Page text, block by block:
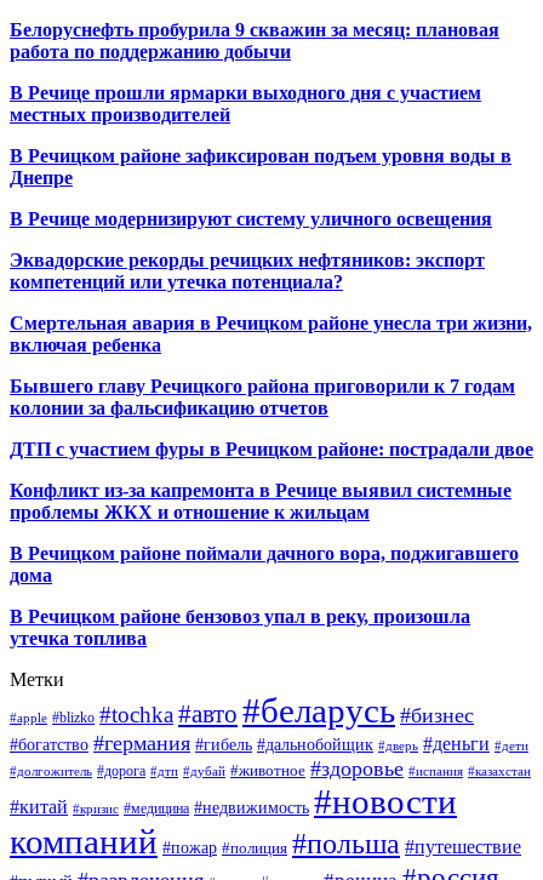
Белоруснефть пробурила 9 скважин за месяц: плановая
работа по поддержанию добычи
В Речице прошли ярмарки выходного дня с участием
местных производителей
В Речицком районе зафиксирован подъем уровня воды в
Днепре
В Речице модернизируют систему уличного освещения
Эквадорские рекорды речицких нефтяников: экспорт
компетенций или утечка потенциала?
Смертельная авария в Речицком районе унесла три жизни,
включая ребенка
Бывшего главу Речицкого района приговорили к 7 годам
колонии за фальсификацию отчетов
ДТП с участием фуры в Речицком районе: пострадали двое
Конфликт из-за капремонта в Речице выявил системные
проблемы ЖКХ и отношение к жильцам
В Речицком районе поймали дачного вора, поджигавшего
дома
В Речицком районе бензовоз упал в реку, произошла
утечка топлива
Метки
#apple #blizko #tochka#авто #беларусь #бизнес
#богатство #германия #гибель #дальнобойщик #дверь #деньги #дети
#долгожитель #дорога #дтп #дубай #животное #здоровье #испания #казахстан
#китай #кризис #медицина #недвижимость #новости
компаний #пожар #полиция #польша #путешествие